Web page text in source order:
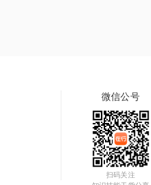
微信公号
扫码关注